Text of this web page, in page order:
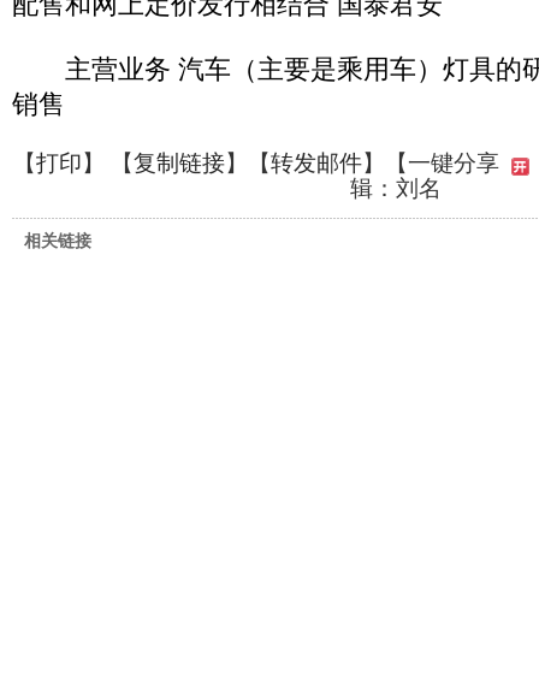
主营业务 汽车（主要是乘用车）灯具的
销售
【打印】 【复制链接】【转发邮件】
【一键分享
辑：刘名
相关链接